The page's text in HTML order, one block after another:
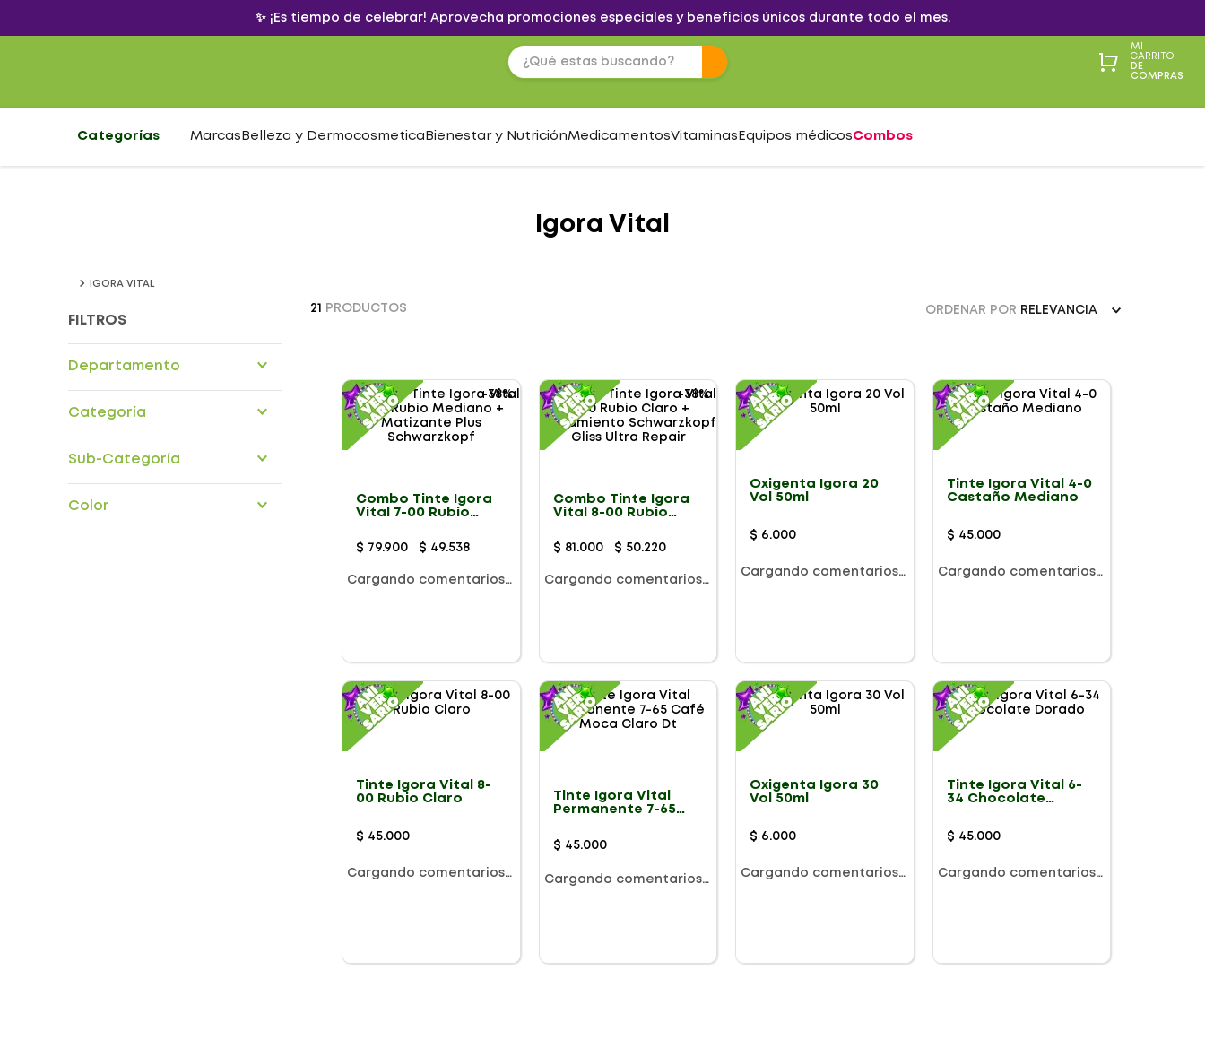
✨ ¡Es tiempo de celebrar! Aprovecha promociones especiales y beneficios únicos durante todo el mes.
MI
CARRITO
DE
COMPRAS
Categorías Marcas Belleza y Dermocosmetica Bienestar y NutriciónMedicamentosVitaminas Equipos médicosCombos
Igora Vital
IGORA VITAL
FILTROS
Departamento
Drogueria
Categoría
Sub-Categoría
Color
21 PRODUCTOS ORDENAR POR RELEVANCIA
-38%
Combo Tinte Igora
Vital 7-00 Rubio
Matizante Plus
Schwarzkopf
$ 79.900 $ 49.538
Cargando comentarios…
-38%
Combo Tinte Igora
Vital 8-00 Rubio
Schwarzkopf Gliss
Ultra Repair
$ 81 .000 $ 50.220
Cargando comentarios…
Oxigenta Igora 20
Vol 50ml
$ 6.000
Cargando comentarios…
Tinte Igora Vital 4-0
Castaño Mediano
$ 45.000
Cargando comentarios…
Tinte Igora Vital 8-
00 Rubio Claro
$ 45.000
Cargando comentarios…
Tinte Igora Vital
Permanente 7-65
$ 45.000
Cargando comentarios…
Oxigenta Igora 30
Vol 50ml
$ 6.000
Cargando comentarios…
Tinte Igora Vital 6-
34 Chocolate
$ 45.000
Cargando comentarios…